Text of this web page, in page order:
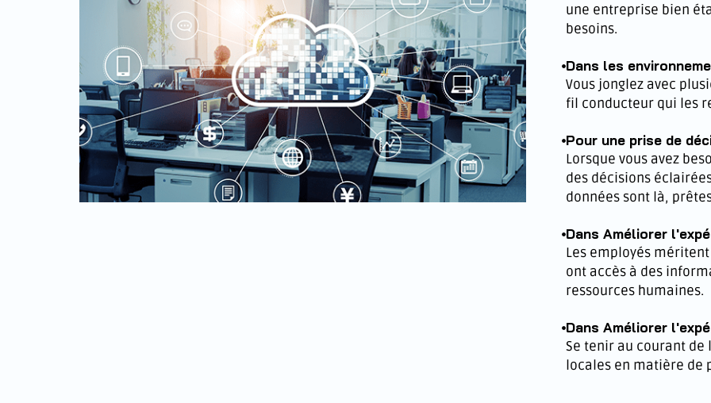
une entreprise bien
besoins.
Dans les
Vous jonglez avec
fil conducteur qui les
Pour une prise de
Lorsque vous avez
des décisions
données sont là,
Dans Améliorer
Les employés
ont accès à des
ressources humaines.
Dans Améliorer
Se tenir au courant
locales en matière de